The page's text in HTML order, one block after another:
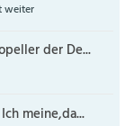
weiter
der De...
meine,da...